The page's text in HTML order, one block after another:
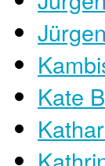
Kate